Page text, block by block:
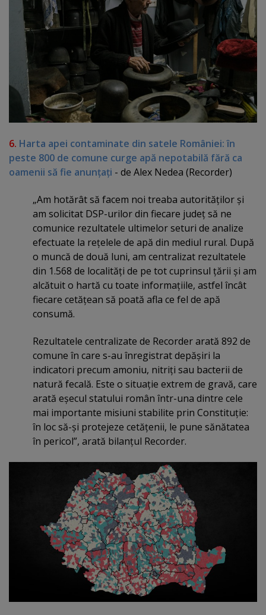
6. Harta apei contaminate din satele României: în
peste 800 de comune curge apă nepotabilă fără ca
oamenii să fie anunţaţi - de Alex Nedea (Recorder)
„Am hotărât să facem noi treaba autorităţilor şi
am solicitat DSP-urilor din fiecare judeţ să ne
comunice rezultatele ultimelor seturi de analize
efectuate la reţelele de apă din mediul rural. După
o muncă de două luni, am centralizat rezultatele
din 1.568 de localităţi de pe tot cuprinsul ţării şi am
alcătuit o hartă cu toate informaţiile, astfel încât
fiecare cetăţean să poată afla ce fel de apă
consumă.
Rezultatele centralizate de Recorder arată 892 de
comune în care s-au înregistrat depăşiri la
indicatori precum amoniu, nitriţi sau bacterii de
natură fecală. Este o situaţie extrem de gravă, care
arată eşecul statului român într-una dintre cele
mai importante misiuni stabilite prin Constituţie:
în loc să-şi protejeze cetăţenii, le pune sănătatea
în pericol”, arată bilanţul Recorder.